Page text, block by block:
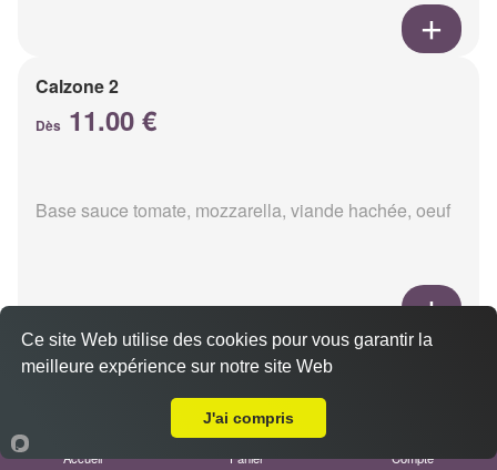
Calzone 2
Dès 11.00 €
Base sauce tomate, mozzarella, viande hachée, oeuf
Calzon 3
Accueil Panier Compte
Ce site Web utilise des cookies pour vous garantir la
meilleure expérience sur notre site Web
J'ai compris